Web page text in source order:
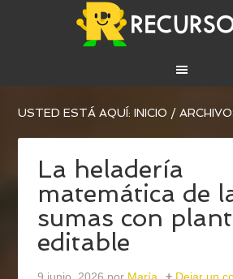
USTED ESTÁ AQUÍ:INICIO /
La heladería
matemática de
sumas con
editable